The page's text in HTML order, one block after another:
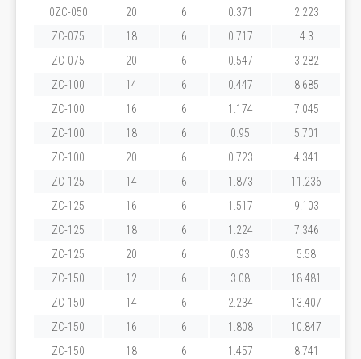
0ZC-050
20 6 0.371
2.223
ZC-075
18 6 0.717
4.3
ZC-075
20 6 0.547
3.282
ZC-100
14 6 0.447
8.685
ZC-100
16 6 1.174
7.045
ZC-100
18 6 0.95
5.701
ZC-100
20 6 0.723
4.341
ZC-125
14 6 1.873
11.236
ZC-125
16 6 1.517
9.103
ZC-125
18 6 1.224
7.346
ZC-125
20 6 0.93
5.58
ZC-150
12 6 3.08
18.481
ZC-150
14 6 2.234
13.407
ZC-150
16 6 1.808
10.847
ZC-150
18 6 1.457
8.741